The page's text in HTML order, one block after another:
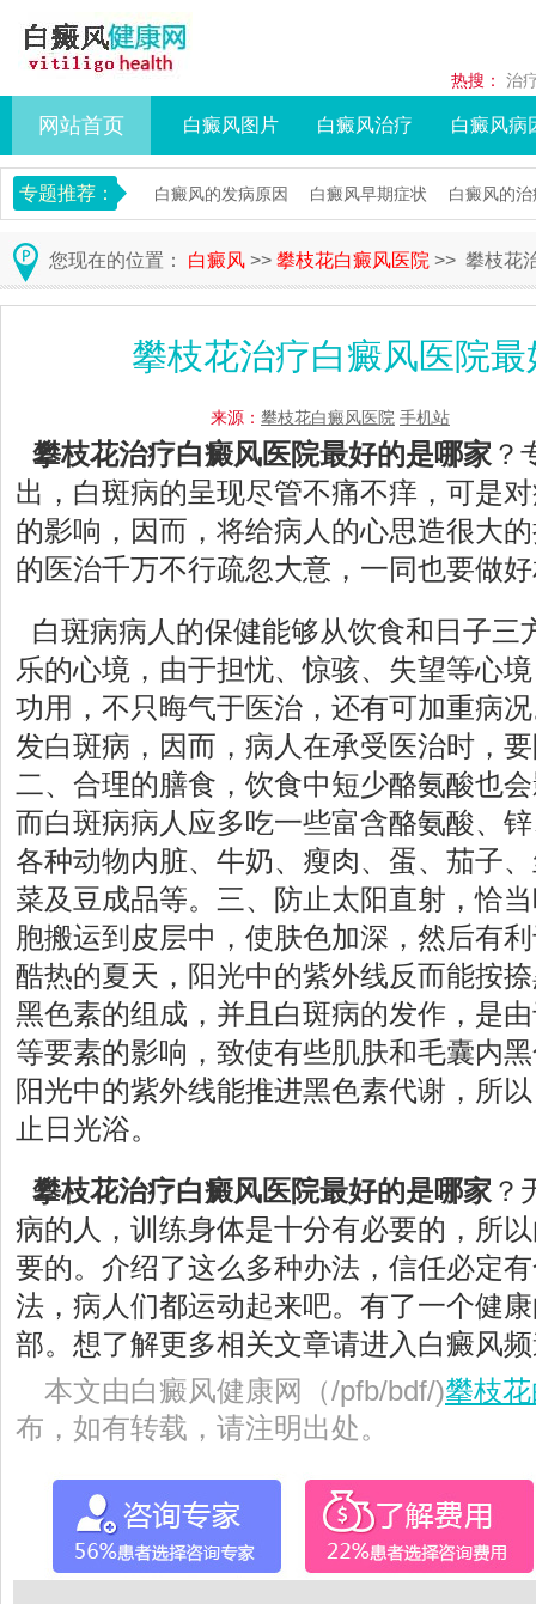
热搜： 治
网站首页 白癜风图片 白癜风治疗 白癜风病
专题推荐： 白癜风的发病原因 白癜风早期症状 白癜风的
您现在的位置： 白癜风 >> 攀枝花白癜风医院 >> 攀枝花
攀枝花治疗白癜风医院
来源： 攀枝花白癜风医院 手机站
攀枝花治疗白癜风医院最好的是哪家 ？
出，白斑病的呈现尽管不痛不痒，可是
的影响，因而，将给病人的心思造很大
的医治千万不行疏忽大意，一同也要做
白斑病病人的保健能够从饮食和日子三
乐的心境，由于担忧、惊骇、失望等心
功用，不只晦气于医治，还有可加重病
发白斑病，因而，病人在承受医治时，
二、合理的膳食，饮食中短少酪氨酸也
而白斑病病人应多吃一些富含酪氨酸、
各种动物内脏、牛奶、瘦肉、蛋、茄子
菜及豆成品等。三、防止太阳直射，恰
胞搬运到皮层中，使肤色加深，然后有
酷热的夏天，阳光中的紫外线反而能按
黑色素的组成，并且白斑病的发作，是
等要素的影响，致使有些肌肤和毛囊内
阳光中的紫外线能推进黑色素代谢，所
止日光浴。
攀枝花治疗白癜风医院最好的是哪家 ？
病的人，训练身体是十分有必要的，所
要的。介绍了这么多种办法，信任必定
法，病人们都运动起来吧。有了一个健
部。想了解更多相关文章请进入白癜风
本文由白癜风健康网（/pfb/bdf/)攀枝
布，如有转载，请注明出处。